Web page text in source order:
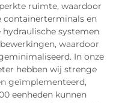
ruimte, waardoor
containerterminals en
hydraulische systemen
waardoor
In onze
hebben wij strenge
geïmplementeerd,
eenheden kunnen